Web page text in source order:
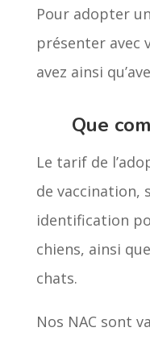
Pour adopter
présenter avec
avez ainsi
Que
Le tarif de
de vaccination,
identification
chiens, ainsi
chats.
Nos NAC sont